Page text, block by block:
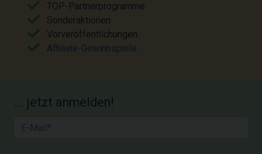
TOP-Partnerprogramme
Sonderaktionen
Vorveröffentlichungen
Affiliate-Gewinnspiele
... jetzt anmelden!